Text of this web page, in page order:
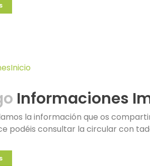
Informaciones
la información que os
podéis consultar la circular con